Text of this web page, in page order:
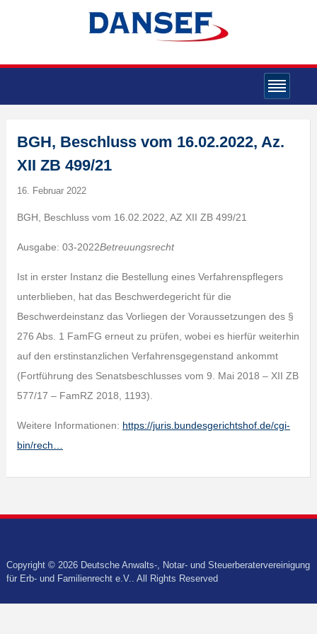
BGH, Beschluss vom 16.02.2022, Az.
XII ZB 499/21
16. Februar 2022
BGH, Beschluss vom 16.02.2022, AZ XII ZB 499/21
Ausgabe: 03-2022Betreuungsrecht
Ist in erster Instanz die Bestellung eines Verfahrenspflegers
unterblieben, hat das Beschwerdegericht für die
Beschwerdeinstanz das Vorliegen der Voraussetzungen des §
276 Abs. 1 FamFG erneut zu prüfen, wobei es hierfür weiterhin
auf den erstinstanzlichen Verfahrensgegenstand ankommt
(Fortführung des Senatsbeschlusses vom 9. Mai 2018 – XII ZB
577/17 – FamRZ 2018, 1193).
Weitere Informationen: https://juris.bundesgerichtshof.de/cgi-
bin/rech…
Copyright © 2026 Deutsche Anwalts-, Notar- und Steuerberatervereinigung
für Erb- und Familienrecht e.V.. All Rights Reserved